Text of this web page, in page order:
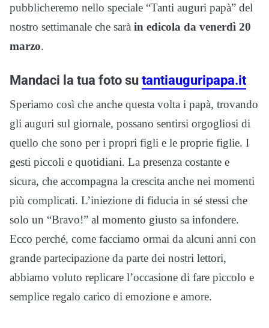
pubblicheremo nello speciale “Tanti auguri papà” del
nostro settimanale che sarà in edicola da venerdì 20
marzo.
Mandaci la tua foto sutantiauguripapa.it
Speriamo così che anche questa volta i papà, trovando
gli auguri sul giornale, possano sentirsi orgogliosi di
quello che sono per i propri figli e le proprie figlie. I
gesti piccoli e quotidiani. La presenza costante e
sicura, che accompagna la crescita anche nei momenti
più complicati. L’iniezione di fiducia in sé stessi che
solo un “Bravo!” al momento giusto sa infondere.
Ecco perché, come facciamo ormai da alcuni anni con
grande partecipazione da parte dei nostri lettori,
abbiamo voluto replicare l’occasione di fare piccolo e
semplice regalo carico di emozione e amore.